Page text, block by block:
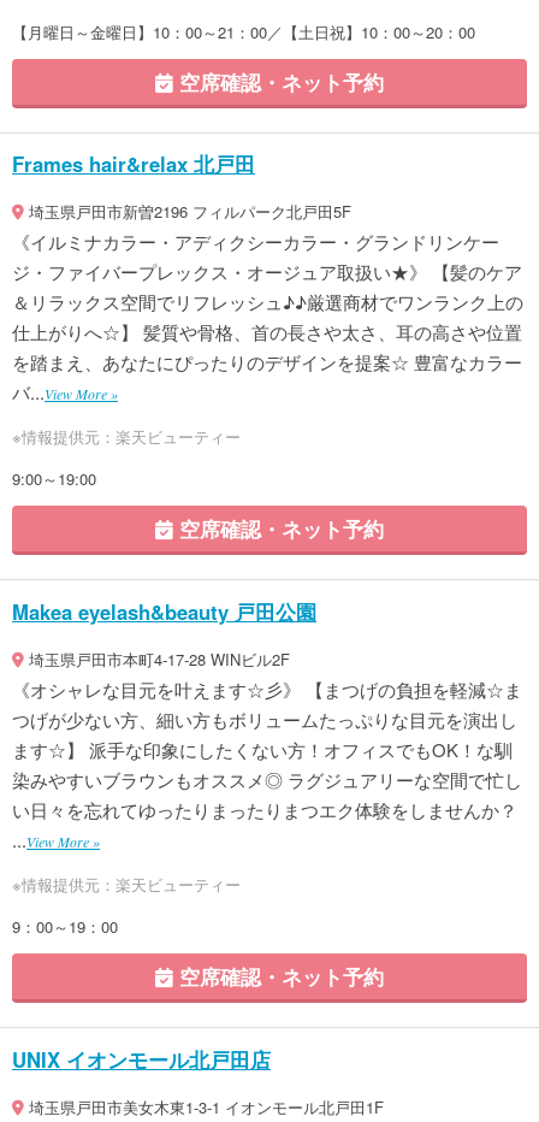
【月曜日～金曜日】10：00～21：00／【土日祝】10：00～20：00
空席確認・ネット予約
Frames hair&relax 北戸田
埼玉県戸田市新曽2196 フィルパーク北戸田5F
《イルミナカラー・アディクシーカラー・グランドリンケー
ジ・ファイバープレックス・オージュア取扱い★》 【髪のケア
＆リラックス空間でリフレッシュ♪♪厳選商材でワンランク上の
仕上がりへ☆】 髪質や骨格、首の長さや太さ、耳の高さや位置
を踏まえ、あなたにぴったりのデザインを提案☆ 豊富なカラー
バ...View More »
※情報提供元：楽天ビューティー
9:00～19:00
空席確認・ネット予約
Makea eyelash&beauty 戸田公園
埼玉県戸田市本町4-17-28 WINビル2F
《オシャレな目元を叶えます☆彡》 【まつげの負担を軽減☆ま
つげが少ない方、細い方もボリュームたっぷりな目元を演出し
ます☆】 派手な印象にしたくない方！オフィスでもOK！な馴
染みやすいブラウンもオススメ◎ ラグジュアリーな空間で忙し
い日々を忘れてゆったりまったりまつエク体験をしませんか？
...View More »
※情報提供元：楽天ビューティー
9：00～19：00
空席確認・ネット予約
UNIX イオンモール北戸田店
埼玉県戸田市美女木東1-3-1 イオンモール北戸田1F